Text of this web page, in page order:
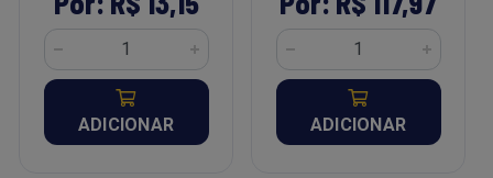
ADICIONAR ADICIONAR